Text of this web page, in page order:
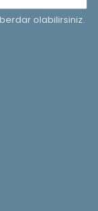
olabilirsiniz.